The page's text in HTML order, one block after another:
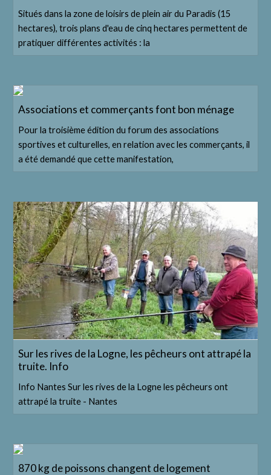
Situés dans la zone de loisirs de plein air du Paradis (15
hectares), trois plans d'eau de cinq hectares permettent de
pratiquer différentes activités : la
Associations et commerçants font bon ménage
Pour la troisième édition du forum des associations
sportives et culturelles, en relation avec les commerçants, il
a été demandé que cette manifestation,
Sur les rives de la Logne, les pêcheurs ont attrapé la
truite. Info
Info Nantes Sur les rives de la Logne les pêcheurs ont
attrapé la truite - Nantes
870 kg de poissons changent de logement